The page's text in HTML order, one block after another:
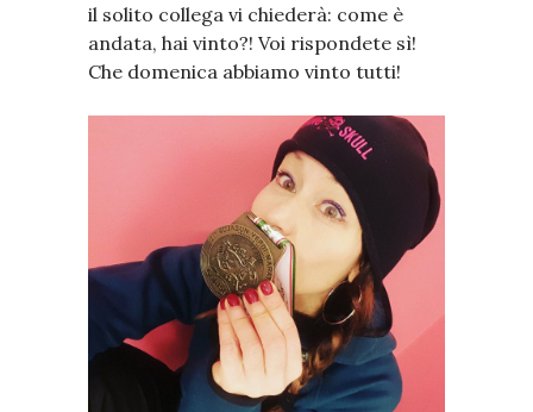
il solito collega vi chiederà: come è
andata, hai vinto?! Voi rispondete sì!
Che domenica abbiamo vinto tutti!